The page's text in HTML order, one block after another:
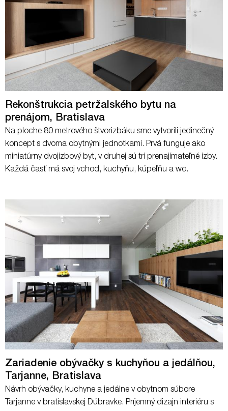
Rekonštrukcia petržalského bytu na
prenájom, Bratislava
Na ploche 80 metrového štvorizbáku sme vytvorili jedinečný
koncept s dvoma obytnými jednotkami. Prvá funguje ako
miniatúrny dvojizbový byt, v druhej sú tri prenajímateľné izby.
Každá časť má svoj vchod, kuchyňu, kúpeľňu a wc.
Zariadenie obývačky s kuchyňou a jedálňou,
Tarjanne, Bratislava
Návrh obývačky, kuchyne a jedálne v obytnom súbore
Tarjanne v bratislavskej Dúbravke. Príjemný dizajn interiéru s